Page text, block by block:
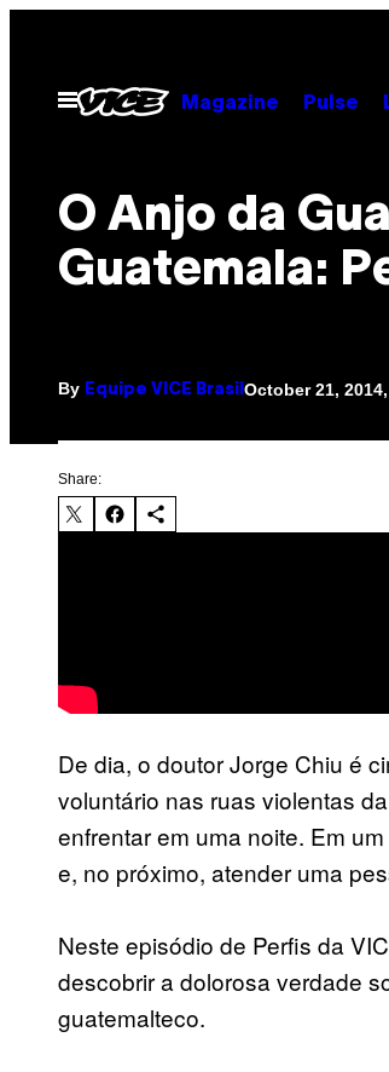
contentOpen
Menu
Magazine Pulse
O Anjo da
Guatemala:
By Equipe VICE Brasil October 21,
Share:
De dia, o doutor Jorge Chiu é
voluntário nas ruas violentas
enfrentar em uma noite. Em
e, no próximo, atender uma
Neste episódio de Perfis da
descobrir a dolorosa verdade
guatemalteco.